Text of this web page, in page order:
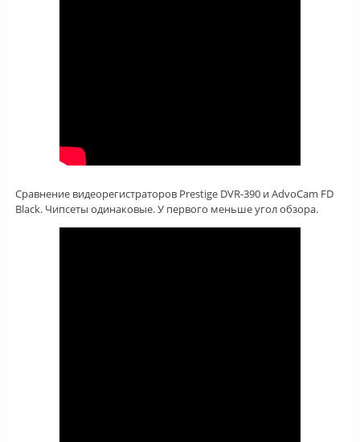
Сравнение видеорегистраторов Prestige DVR-390 и AdvoCam FD
Black. Чипсеты одинаковые. У первого меньше угол обзора.